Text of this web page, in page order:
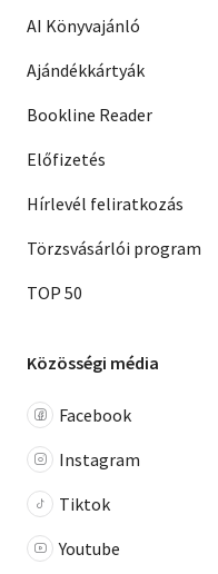
AI Könyvajánló
Ajándékkártyák
Bookline Reader
Előfizetés
Hírlevél feliratkozás
Törzsvásárlói program
TOP 50
Közösségi média
Facebook
Instagram
Tiktok
Youtube